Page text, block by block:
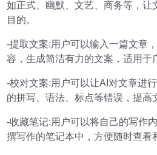
如正式、幽默、文艺、商务等，让
目的。
-提取文案:用户可以输入一篇文章
容，生成简洁有力的文案，适用于
-校对文案:用户可以让AI对文章进
的拼写、语法、标点等错误，提高
-收藏笔记:用户可以将自己的写作
撰写作的笔记本中，方便随时查看